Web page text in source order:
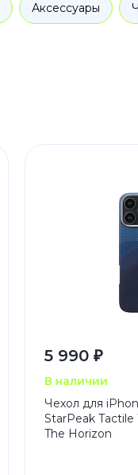
Аксессуары
5 990 ₽
В наличии
Чехол для
StarPeak Tactile
The Horizon